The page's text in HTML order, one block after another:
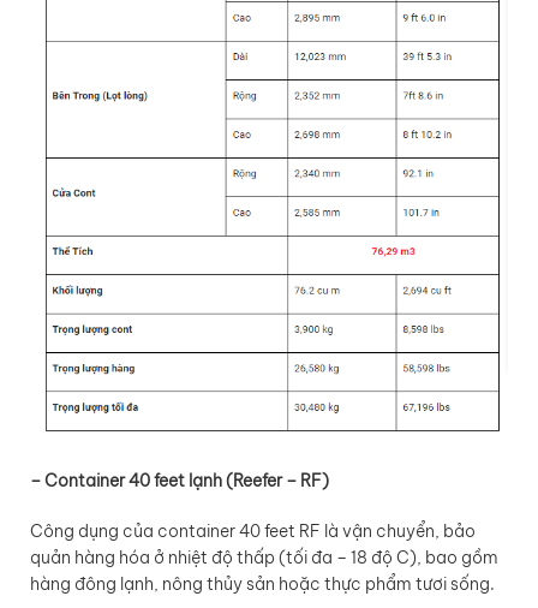
– Container 40 feet lạnh (Reefer – RF)
Công dụng của container 40 feet RF là vận chuyển, bảo
quản hàng hóa ở nhiệt độ thấp (tối đa – 18 độ C), bao gồm
hàng đông lạnh, nông thủy sản hoặc thực phẩm tươi sống.